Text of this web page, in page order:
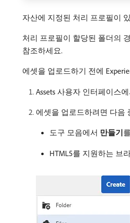
자산에 지정된 처리 프로필이
처리 프로필이 할당된 폴더의
참조하세요.
에셋을 업로드하기 전에
Assets 사용자 인터페이스
에셋을 업로드하려면 다음
도구 모음에서 만들기
HTML5를 지원하는 브